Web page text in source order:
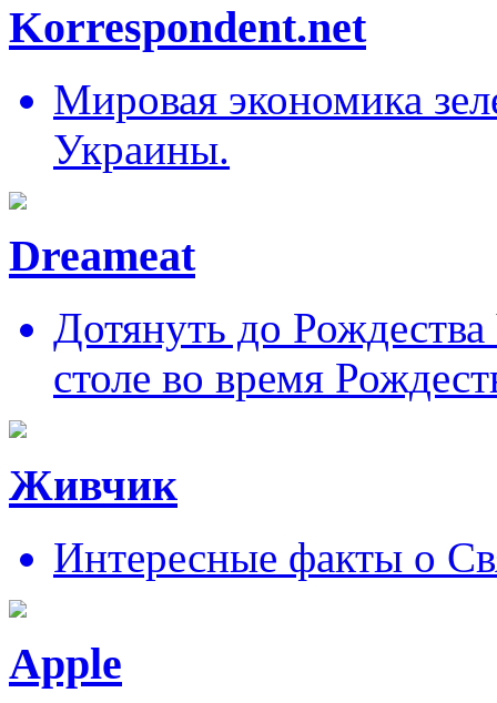
Korrespondent.net
Мировая экономика
Украины.
Dreameat
Дотянуть до
столе во время
Живчик
Интересные факты о
Apple